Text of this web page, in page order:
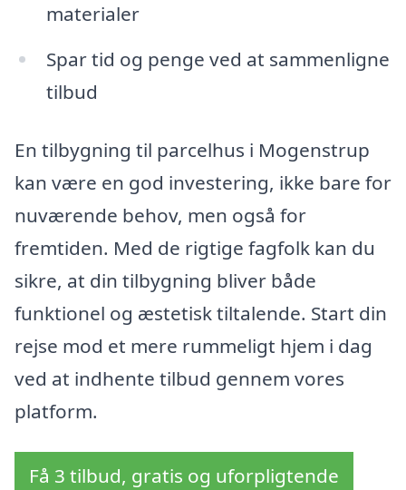
materialer
Spar tid og penge ved at sammenligne
tilbud
En tilbygning til parcelhus i Mogenstrup
kan være en god investering, ikke bare for
nuværende behov, men også for
fremtiden. Med de rigtige fagfolk kan du
sikre, at din tilbygning bliver både
funktionel og æstetisk tiltalende. Start din
rejse mod et mere rummeligt hjem i dag
ved at indhente tilbud gennem vores
platform.
Få 3 tilbud, gratis og uforpligtende